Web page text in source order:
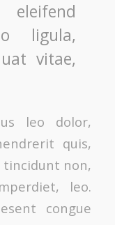
ligula,
vitae,
leo dolor,
quis,
tincidunt non,
leo.
congue